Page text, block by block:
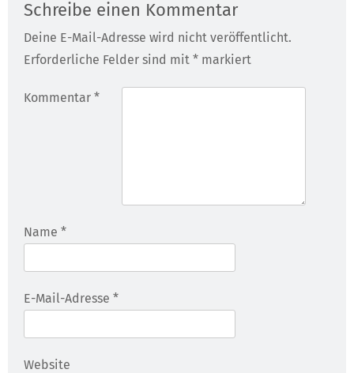
Schreibe einen Kommentar
Deine E-Mail-Adresse wird nicht veröffentlicht.
Erforderliche Felder sind mit * markiert
Kommentar *
Name *
E-Mail-Adresse *
Website